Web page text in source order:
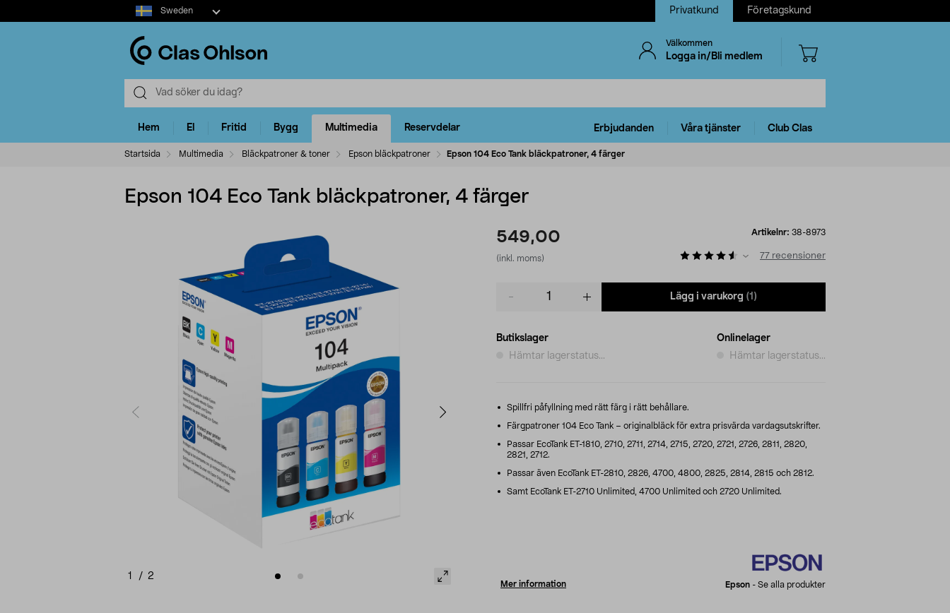
Select
market
Sweden Privatkund Företagskund
Välkommen
Logga in/Bli medlem
Hem El Fritid Bygg Multimedia Reservdelar Erbjudanden Våra tjänster Club Clas
Startsida Multimedia Bläckpatroner & toner Epson bläckpatroner Epson 104 Eco Tank bläckpatroner, 4 färger
Epson 104 Eco Tank bläckpatroner, 4 färger
1 / 2
549,00
(inkl. moms)
Artikelnr: 38-8973
77 recensioner
Lägg i varukorg (1)
Butikslager
Hämtar lagerstatus...
Onlinelager
Hämtar lagerstatus...
Spillfri påfyllning med rätt färg i rätt behållare.
Färgpatroner 104 Eco Tank – originalbläck för extra prisvärda vardagsutskrifter.
Passar EcoTank ET-1810, 2710, 2711, 2714, 2715, 2720, 2721, 2726, 2811, 2820,
2821, 2712.
Passar även EcoTank ET-2810, 2826, 4700, 4800, 2825, 2814, 2815 och 2812.
Samt EcoTank ET-2710 Unlimited, 4700 Unlimited och 2720 Unlimited.
Mer information Epson - Se alla produkter